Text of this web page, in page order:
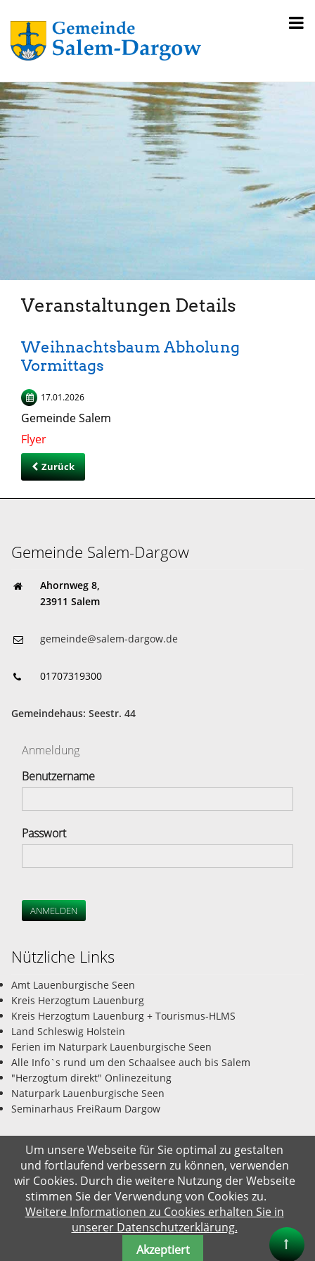
Veranstaltungen Details
Weihnachtsbaum Abholung
Vormittags
17.01.2026
Gemeinde Salem
Flyer
Zurück
Gemeinde Salem-Dargow
Ahornweg 8,
23911 Salem
gemeinde@salem-dargow.de
01707319300
Gemeindehaus: Seestr. 44
Anmeldung
Benutzername
Passwort
ANMELDEN
Nützliche Links
Amt Lauenburgische Seen
Kreis Herzogtum Lauenburg
Kreis Herzogtum Lauenburg + Tourismus-HLMS
Land Schleswig Holstein
Ferien im Naturpark Lauenburgische Seen
Alle Info`s rund um den Schaalsee auch bis Salem
"Herzogtum direkt" Onlinezeitung
Naturpark Lauenburgische Seen
Seminarhaus FreiRaum Dargow
© Gemeinde Salem-Dargow 06.08.2026
Impressum Datenschutz Kontakt Suche
Um unsere Webseite für Sie optimal zu gestalten
und fortlaufend verbessern zu können, verwenden
wir Cookies. Durch die weitere Nutzung der Webseite
stimmen Sie der Verwendung von Cookies zu.
Weitere Informationen zu Cookies erhalten Sie in
unserer Datenschutzerklärung.
Akzeptiert